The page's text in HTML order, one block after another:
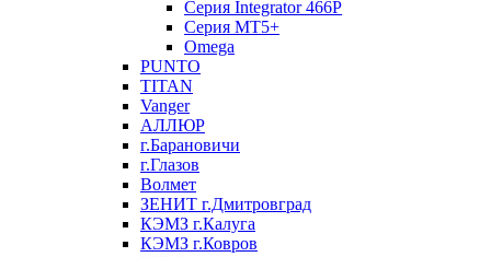
Серия Integrator 466P
Серия MT5+
Omega
PUNTO
TITAN
Vanger
АЛЛЮР
г.Барановичи
г.Глазов
Волмет
ЗЕНИТ г.Дмитровград
КЭМЗ г.Калуга
КЭМЗ г.Ковров